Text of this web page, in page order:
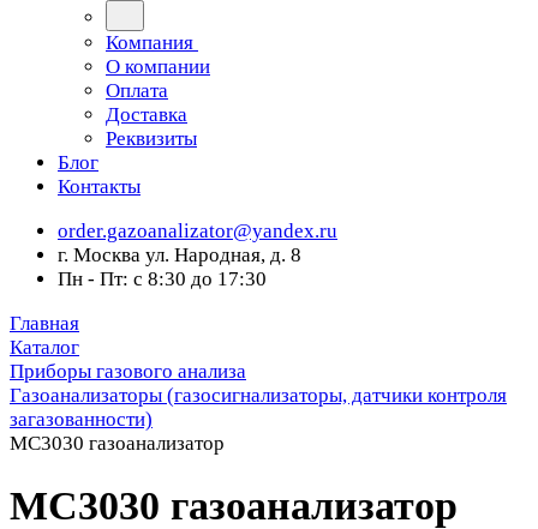
Компания
О компании
Оплата
Доставка
Реквизиты
Блог
Контакты
order.gazoanalizator@yandex.ru
г. Москва ул. Народная, д. 8
Пн - Пт: с 8:30 до 17:30
Главная
Каталог
Приборы газового анализа
Газоанализаторы (газосигнализаторы, датчики контроля
загазованности)
МС3030 газоанализатор
МС3030 газоанализатор